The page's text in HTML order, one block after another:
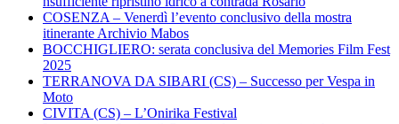
COSENZA – Venerdì l’evento conclusivo della mostra
itinerante Archivio Mabos
BOCCHIGLIERO: serata conclusiva del Memories Film Fest
2025
TERRANOVA DA SIBARI (CS) – Successo per Vespa in
Moto
CIVITA (CS) – L’Onirika Festival